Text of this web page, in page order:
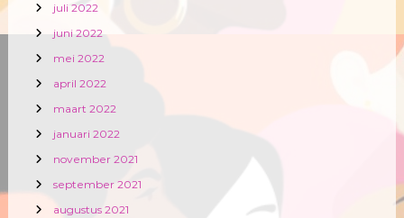
juli 2022
juni 2022
mei 2022
april 2022
maart 2022
januari 2022
november 2021
september 2021
augustus 2021